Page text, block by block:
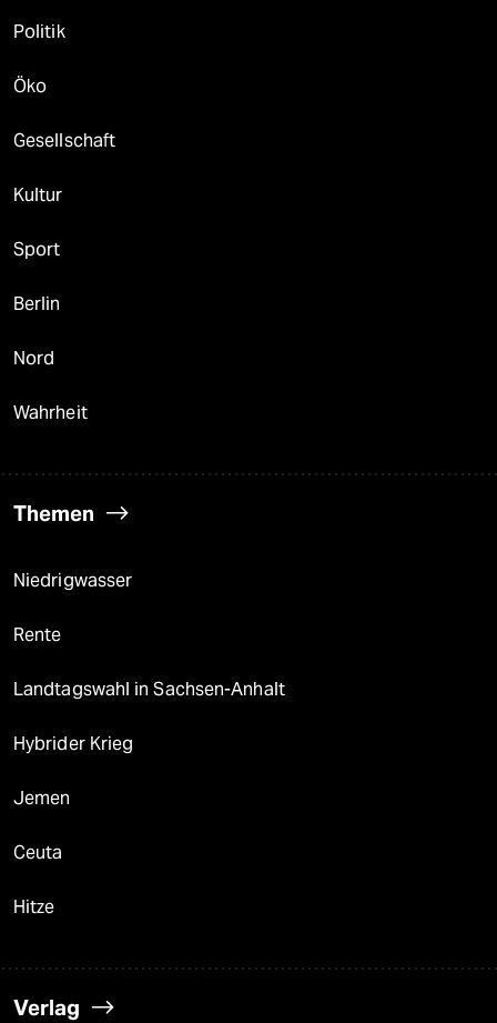
Politik
Öko
Gesellschaft
Kultur
Sport
Berlin
Nord
Wahrheit
Themen
Niedrigwasser
Rente
Landtagswahl in Sachsen-Anhalt
Hybrider Krieg
Jemen
Ceuta
Hitze
Verlag